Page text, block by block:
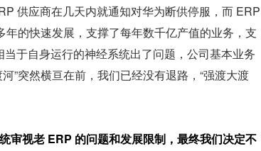
供应商在几天内就通知对华为断供停服，而 ERP
的快速发展，支撑了每年数千亿产值的业务，支
于自身运行的神经系统出了问题，公司基本业务
”突然横亘在前，我们已经没有退路，“强渡大渡
审视老 ERP 的问题和发展限制，最终我们决定不